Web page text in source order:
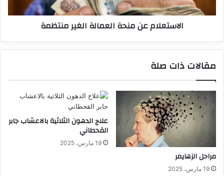
الاستعلام عن منحة العمالة الغير منتظمة
مقالات ذات صلة
مراحل الزهايمر
19 مارس، 2025
علاج الدهون الثلاثية بالاعشاب جابر
القحطاني
19 مارس، 2025